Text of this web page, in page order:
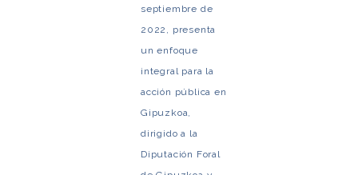
septiembre de
2022, presenta
un enfoque
integral para la
acción pública en
Gipuzkoa,
dirigido a la
Diputación Foral